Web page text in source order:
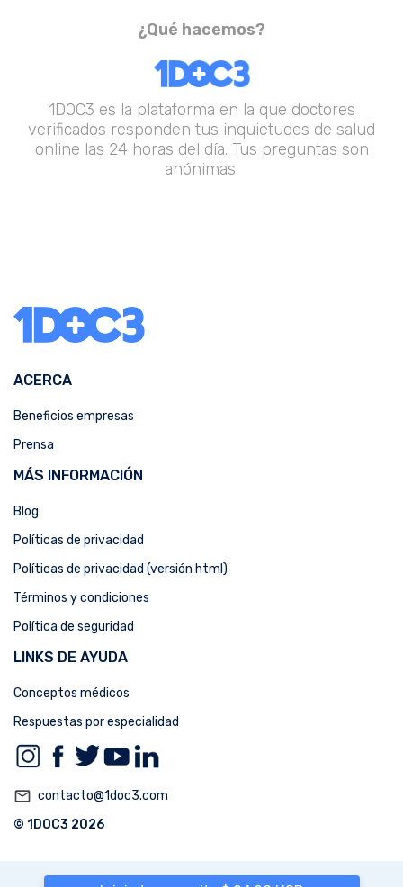
¿Qué hacemos?
1DOC3 es la plataforma en la que doctores
verificados responden tus inquietudes de salud
online las 24 horas del día. Tus preguntas son
anónimas.
ACERCA
Beneficios empresas
Prensa
MÁS INFORMACIÓN
Blog
Políticas de privacidad
Políticas de privacidad (versión html)
Términos y condiciones
Política de seguridad
LINKS DE AYUDA
Conceptos médicos
Respuestas por especialidad
mail_outline contacto@1doc3.com
© 1DOC3 2026